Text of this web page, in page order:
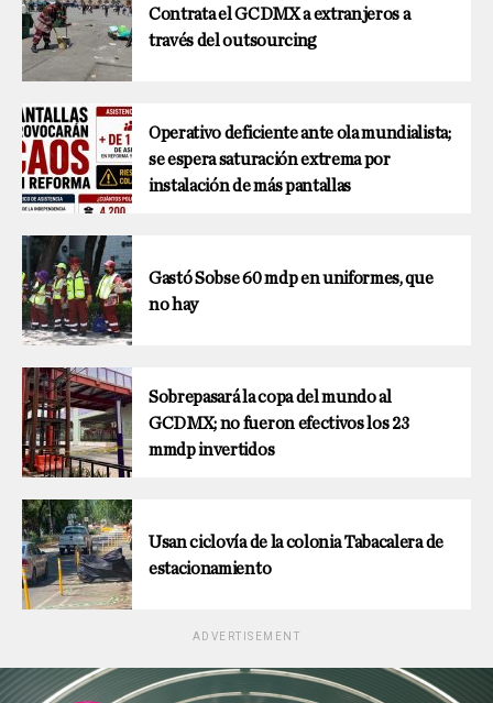
Contrata el GCDMX a extranjeros a
través del outsourcing
Operativo deficiente ante ola mundialista;
se espera saturación extrema por
instalación de más pantallas
Gastó Sobse 60 mdp en uniformes, que
no hay
Sobrepasará la copa del mundo al
GCDMX; no fueron efectivos los 23
mmdp invertidos
Usan ciclovía de la colonia Tabacalera de
estacionamiento
ADVERTISEMENT